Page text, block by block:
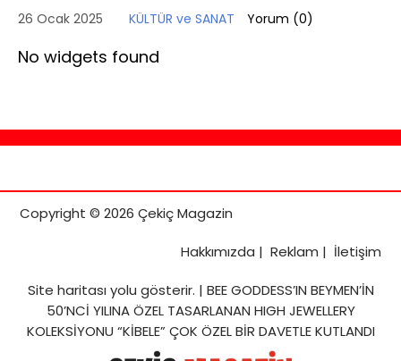
26 Ocak 2025 KÜLTÜR ve SANAT Yorum (0)
No widgets found
Copyright © 2026 Çekiç Magazin
Hakkımızda | Reklam | İletişim
Site haritasıyolu gösterir. | BEE GODDESS’IN BEYMEN’İN
50’NCİ YILINA ÖZEL TASARLANAN HIGH JEWELLERY
KOLEKSİYONU “KİBELE” ÇOK ÖZEL BİR DAVETLE KUTLANDI